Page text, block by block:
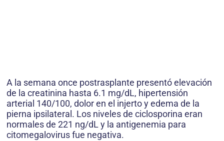
A la semana once postrasplante presentó elevación
de la creatinina hasta 6.1 mg/dL, hipertensión
arterial 140/100, dolor en el injerto y edema de la
pierna ipsilateral. Los niveles de ciclosporina eran
normales de 221 ng/dL y la antigenemia para
citomegalovirus fue negativa.